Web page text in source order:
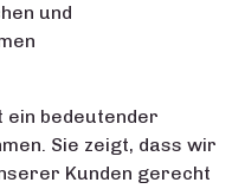
und
ein bedeutender
Sie zeigt, dass wir
Kunden gerecht